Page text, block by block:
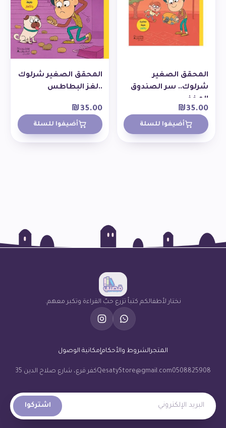
المحقق الصغير
شرلوك.. سر الصندوق
المخفي
₪35.00
أضيفوا للسلة
المحقق الصغير شرلوك
..لغز البطاطس
₪35.00
أضيفوا للسلة
نختار لأطفالكم كتباً تزرع حبّ القراءة وتكبر معهم.
المتجرالشروط والأحكامإمكانية الوصول
0508825908
QesatyStore@gmail.comكفر قرع، شارع صلاح الدين 35
البريد الإلكتروني
اشتركوا